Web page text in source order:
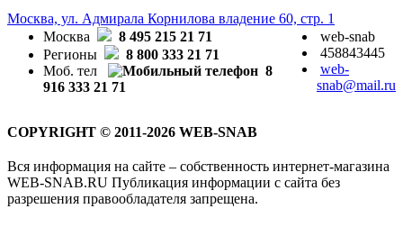
Москва, ул. Адмирала Корнилова владение 60, стр. 1
Москва
8 495 215 21 71
Регионы
8 800 333 21 71
Моб. тел
8
916 333 21 71
web-snab
458843445
web-
snab@mail.ru
COPYRIGHT © 2011-2026 WEB-SNAB
Вся информация на сайте – собственность интернет-магазина
WEB-SNAB.RU Публикация информации с сайта без
разрешения правообладателя запрещена.